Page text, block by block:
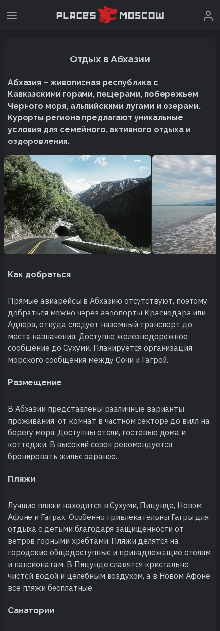
Отдых в Абхазии
Абхазия – живописная республика с
Кавказскими горами, пещерами, побережьем
Черного моря, альпийскими лугами и озерами.
Курорты региона предлагают уникальные
условия для семейного, активного отдыха и
оздоровления.
Как добраться
Прямые авиарейсы в Абхазию отсутствуют, поэтому
добраться можно через аэропорты Краснодара или
Адлера, откуда следует наземный транспорт до
места назначения. Доступно железнодорожное
сообщение до Сухуми. Планируется организация
морского сообщения между Сочи и Гагрой.
Размещение
В Абхазии представлены различные варианты
проживания: от комнат в частном секторе до вилл на
берегу моря. Доступны отели, гостевые дома и
коттеджи. В высокий сезон рекомендуется
бронировать жилье заранее.
Пляжи
Лучшие пляжи находятся в Сухуми, Пицунде, Новом
Афоне и Гаграх. Особенно привлекательны Гагры для
отдыха с детьми благодаря защищенности от
ветров горными хребтами. Пляжи делятся на
городские общедоступные и принадлежащие отелям
и пансионатам. В Пицунде славятся кристально
чистой водой и целебным воздухом, а в Новом Афоне
все пляжи бесплатные.
Санатории